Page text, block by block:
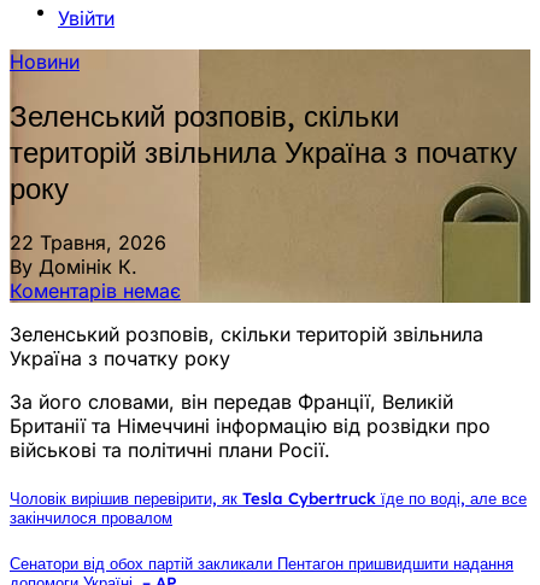
Увійти
Новини
Зеленський розповів, скільки
територій звільнила Україна з початку
року
22 Травня, 2026
By Домінік К.
Коментарів немає
Зеленський розповів, скільки територій звільнила
Україна з початку року
За його словами, він передав Франції, Великій
Британії та Німеччині інформацію від розвідки про
військові та політичні плани Росії.
Чоловік вирішив перевірити, як Tesla Cybertruck їде по воді, але все
закінчилося провалом
Сенатори від обох партій закликали Пентагон пришвидшити надання